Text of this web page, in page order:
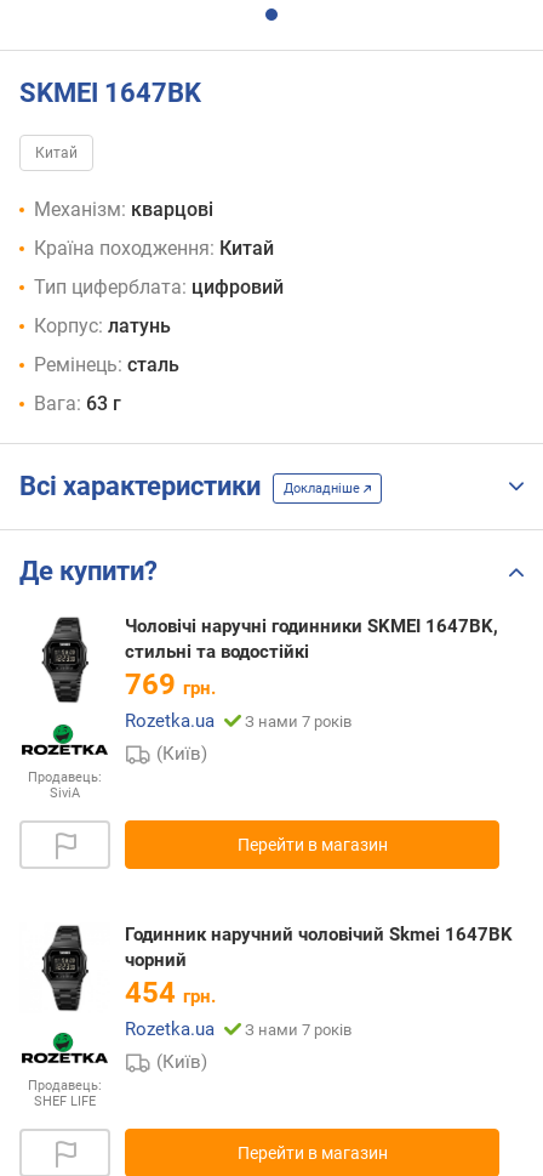
SKMEI 1647BK
Китай
Механізм: кварцові
Країна походження: Китай
Тип циферблата: цифровий
Корпус: латунь
Ремінець: сталь
Вага: 63 г
Всі характеристики Докладніше
Де купити?
Продавець:
SiviA
Чоловічі наручні годинники SKMEI 1647BK,
стильні та водостійкі
769 грн.
Rozetka.ua
З нами 7 років
(Київ)
Перейти в магазин
Продавець:
SHEF LIFE
Годинник наручний чоловічий Skmei 1647BK
чорний
454 грн.
Rozetka.ua
З нами 7 років
(Київ)
Перейти в магазин